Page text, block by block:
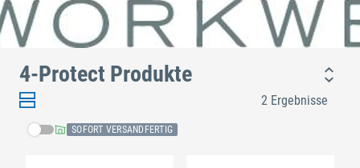
4-Protect Produkte
2 Ergebnisse
SOFORT VERSANDFERTIG